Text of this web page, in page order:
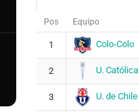
Pos Equipo
1 Colo-Colo
2 U. Católica
3 U. de Chile